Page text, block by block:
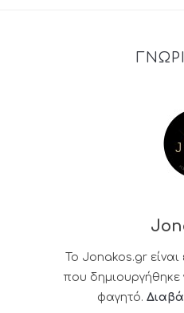
Το Jonakos.gr
που δημιουργήθηκε
φαγητό.